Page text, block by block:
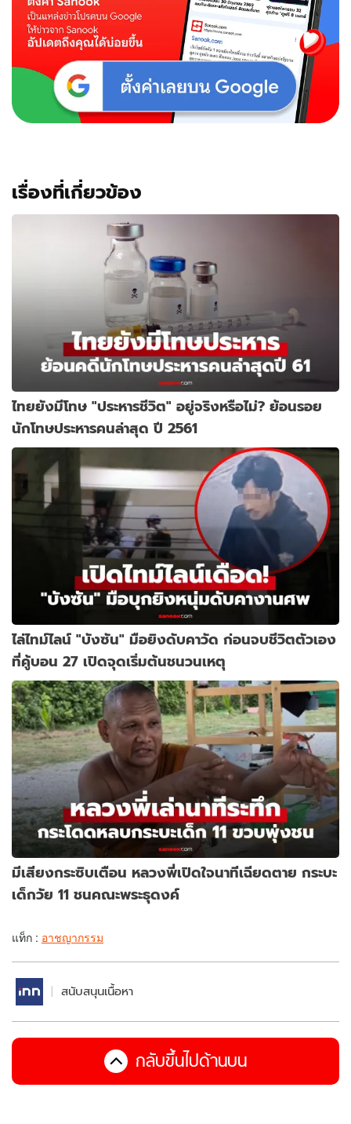
เรื่องที่เกี่ยวข้อง
ไทยยังมีโทษ "ประหารชีวิต" อยู่จริงหรือไม่? ย้อนรอย
นักโทษประหารคนล่าสุด ปี 2561
ไล่ไทม์ไลน์ "บังซัน" มือยิงดับคาวัด ก่อนจบชีวิตตัวเอง
ที่คู้บอน 27 เปิดจุดเริ่มต้นชนวนเหตุ
มีเสียงกระซิบเตือน หลวงพี่เปิดใจนาทีเฉียดตาย กระบะ
เด็กวัย 11 ชนคณะพระธุดงค์
แท็ก : อาชญากรรม
สนับสนุนเนื้อหา
กลับขึ้นไปด้านบน